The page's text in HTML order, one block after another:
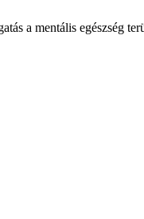
a mentális egészség